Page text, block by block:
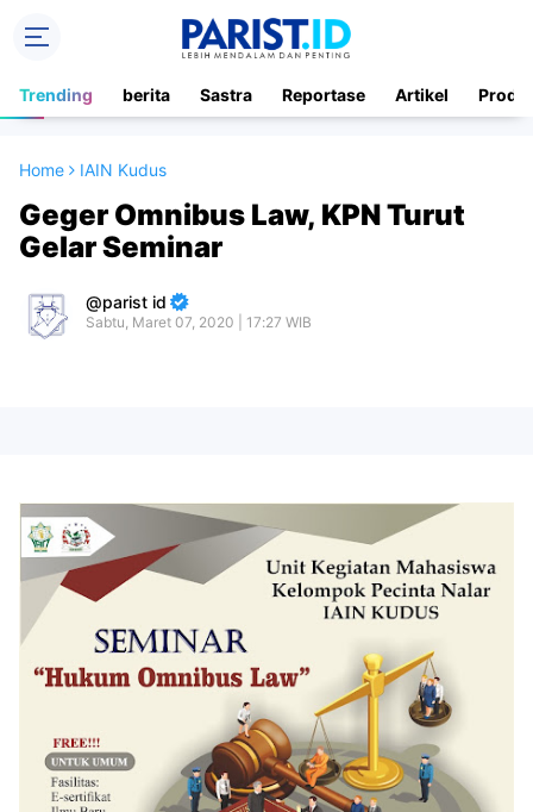
Trending berita Sastra Reportase Artikel
Home IAIN Kudus
Geger Omnibus Law, KPN Turut
Gelar Seminar
parist id
Sabtu, Maret 07, 2020 | 17:27 WIB